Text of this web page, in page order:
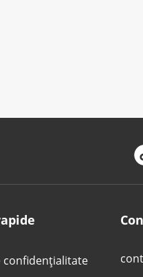
confidențialitate